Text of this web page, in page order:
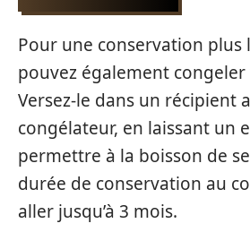
Pour une conservation plus
pouvez également
Versez-le dans un récipient
congélateur, en laissant un
permettre à la boisson de
durée de conservation au
aller jusqu’à 3 mois.